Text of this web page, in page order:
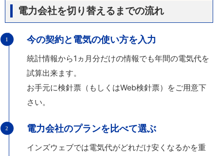
電力会社を切り替えるまでの流れ
今の契約と電気の使い方を入力
統計情報から1ヵ月分だけの情報でも年間の電気代を
試算出来ます。
お手元に検針票（もしくはWeb検針票）をご用意下
さい。
電力会社のプランを比べて選ぶ
インズウェブでは電気代がどれだけ安くなるかを重